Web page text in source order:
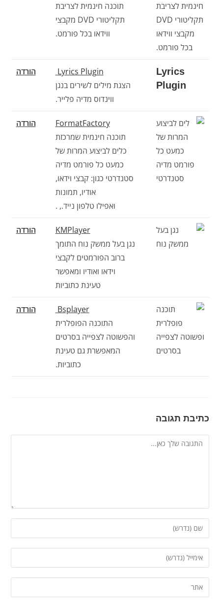
תוכנה חינמית לצריבת
תקליטורי DVD מקבצי
ווידאו בכל פורמט.
Lyrics
Plugin
Lyrics Plugin
הצגת מילים לשירים בנגן
ווינדוס מדיה פלייר.
הורדה
FormatFactory
תוכנה חינמית שמרכזת
כלים לביצוע המרות של
כמעט כל פורמט מדיה
סטנדרטי כגון: קבצי וידאו,
אודיו, תמונות
ואפילו טלפון נייד., .
הורדה
KMPlayer
נגן בעל ממשק נוח התומך
ברוב הפורמטים לקבצי
וידאו ואודיו ומאפשר
טעינת כתוביות
הורדה
Bsplayer
התוכנה הפופלרית
והפשוטה לצפייה בסרטים
המאפשרת גם טעינת
כתוביות.
הורדה
כתיבת תגובה